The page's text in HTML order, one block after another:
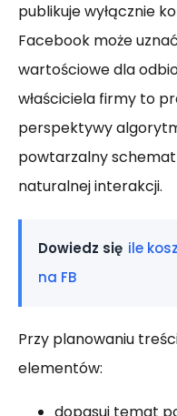
publikuje wyłącznie
Facebook może
wartościowe dla
właściciela firmy to
perspektywy
powtarzalny
naturalnej interakcji.
Dowiedz się ile
na FB
Przy planowaniu
elementów: